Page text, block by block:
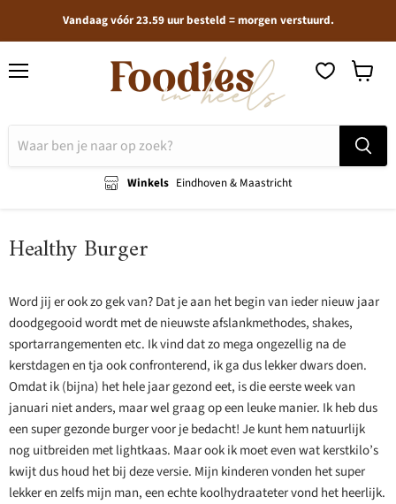
Vandaag vóór 23.59 uur besteld = morgen verstuurd.
Winkels Eindhoven & Maastricht
Healthy Burger
Word jij er ook zo gek van? Dat je aan het begin van ieder nieuw jaar
doodgegooid wordt met de nieuwste afslankmethodes, shakes,
sportarrangementen etc. Ik vind dat zo mega ongezellig na de
kerstdagen en tja ook confronterend, ik ga dus lekker dwars doen.
Omdat ik (bijna) het hele jaar gezond eet, is die eerste week van
januari niet anders, maar wel graag op een leuke manier. Ik heb dus
een super gezonde burger voor je bedacht! Je kunt hem natuurlijk
nog uitbreiden met lightkaas. Maar ook ik moet even wat kerstkilo’s
kwijt dus houd het bij deze versie. Mijn kinderen vonden het super
lekker en zelfs mijn man, een echte koolhydraateter vond het heerlijk.